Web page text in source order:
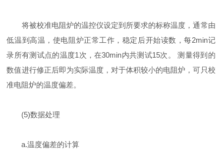
将被校准电阻炉的温控仪设定到所要求的标称温度，通常由
低温到高温，使电阻炉正常工作，稳定后开始读数，每2min记
录所有测试点的温度1次，在30min内共测试15次。 测量得到的
数值进行修正后即为实际温度，对于体积较小的电阻炉，可只校
准电阻炉的温度偏差。
(5)数据处理
a.温度偏差的计算